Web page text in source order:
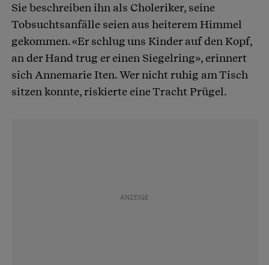
Sie beschreiben ihn als Choleriker, seine
Tobsuchtsanfälle seien aus heiterem Himmel
gekommen. «Er schlug uns Kinder auf den Kopf,
an der Hand trug er einen Siegelring», erinnert
sich Annemarie Iten. Wer nicht ruhig am Tisch
sitzen konnte, riskierte eine Tracht Prügel.